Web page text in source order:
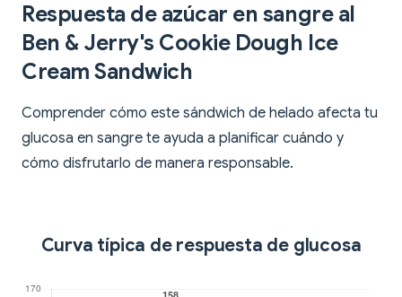
Respuesta de azúcar en sangre al
Ben & Jerry's Cookie Dough Ice
Cream Sandwich
Comprender cómo este sándwich de helado afecta tu
glucosa en sangre te ayuda a planificar cuándo y
cómo disfrutarlo de manera responsable.
Curva típica de respuesta de glucosa